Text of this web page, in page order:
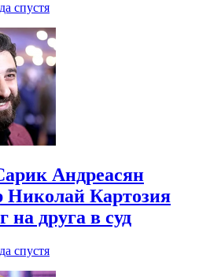
спустя
Андреасян
Николай Картозия
на друга в суд
спустя